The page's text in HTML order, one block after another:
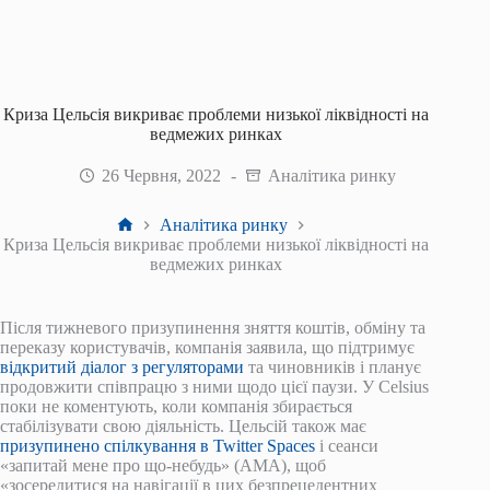
Криза Цельсія викриває проблеми низької ліквідності на
ведмежих ринках
26 Червня, 2022 Аналітика ринку
Головна
Аналітика ринку
Криза Цельсія викриває проблеми низької ліквідності на
ведмежих ринках
Після тижневого призупинення зняття коштів, обміну та
переказу користувачів, компанія заявила, що підтримує
відкритий діалог з регуляторами та чиновників і планує
продовжити співпрацю з ними щодо цієї паузи. У Celsius
поки не коментують, коли компанія збирається
стабілізувати свою діяльність. Цельсій також має
призупинено спілкування в Twitter Spaces і сеанси
«запитай мене про що-небудь» (AMA), щоб
«зосередитися на навігації в цих безпрецедентних